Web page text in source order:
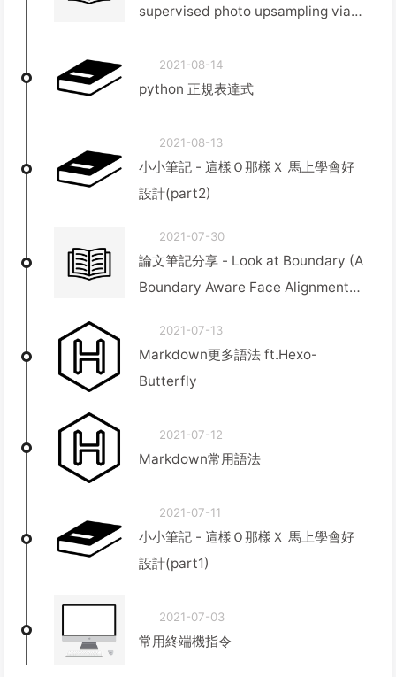
supervised photo upsampling via
generative models)
2021-08-14
python 正規表達式
2021-08-13
小小筆記 - 這樣Ｏ那樣Ｘ 馬上學會好
設計(part2)
2021-07-30
論文筆記分享 - Look at Boundary (A
Boundary Aware Face Alignment
2021-07-13
Markdown更多語法 ft.Hexo-
Butterfly
2021-07-12
Markdown常用語法
2021-07-11
小小筆記 - 這樣Ｏ那樣Ｘ 馬上學會好
設計(part1)
2021-07-03
常用終端機指令